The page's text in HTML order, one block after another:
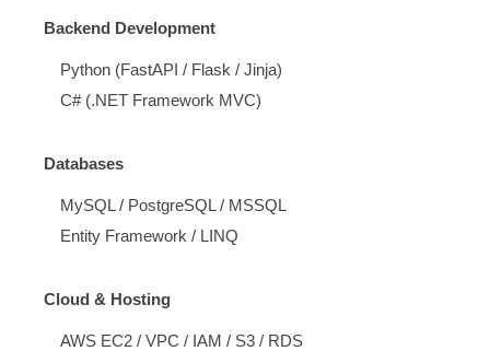
Backend Development
Python (FastAPI / Flask / Jinja)
C# (.NET Framework MVC)
Databases
MySQL / PostgreSQL / MSSQL
Entity Framework / LINQ
Cloud & Hosting
AWS EC2 / VPC / IAM / S3 / RDS